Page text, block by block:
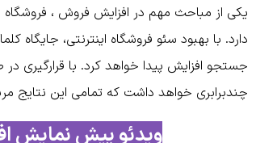
یکی از مباحث مهم در افزایش فروش ،
دارد. با بهبود سئو فروشگاه اینترنتی، جایگاه
جستجو افزایش پیدا خواهد کرد. با
چندبرابری خواهد داشت که تمامی این نتایج
ویدئو پیش نمایش